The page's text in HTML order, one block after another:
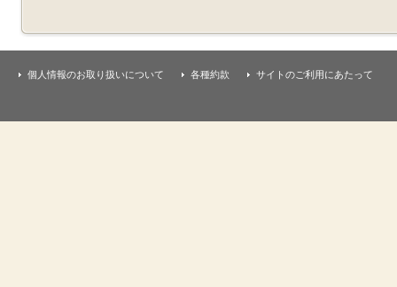
個人情報のお取り扱いについて 各種約款 サイトのご利用にあたって